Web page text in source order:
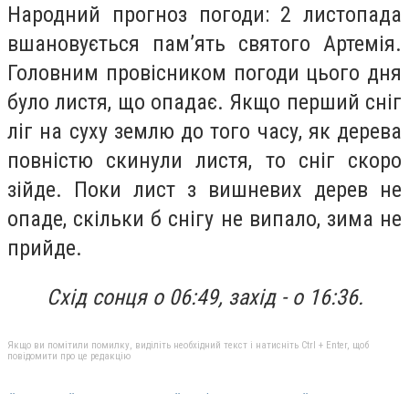
Народний прогноз погоди: 2 листопада
вшановується пам’ять святого Артемія.
Головним провісником погоди цього дня
було листя, що опадає. Якщо перший сніг
ліг на суху землю до того часу, як дерева
повністю скинули листя, то сніг скоро
зійде. Поки лист з вишневих дерев не
опаде, скільки б снігу не випало, зима не
прийде.
Схід сонця о 06:49, захід - о 16:36.
Якщо ви помітили помилку, виділіть необхідний текст і натисніть Ctrl + Enter, щоб
повідомити про це редакцію